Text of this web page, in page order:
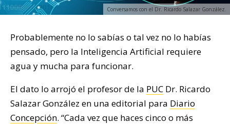
Conversamos con el Dr. Ricardo Salazar González.
Probablemente no lo sabías o tal vez no lo habías
pensado, pero la Inteligencia Artificial requiere
agua y mucha para funcionar.
El dato lo arrojó el profesor de la PUC Dr. Ricardo
Salazar González en una editorial para Diario
Concepción. “Cada vez que haces cinco o más